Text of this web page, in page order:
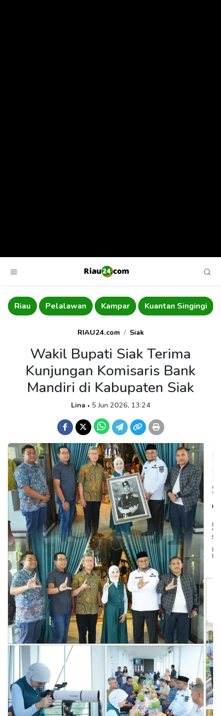
Pelalawan Kampar Kuantan Singingi
RIAU24.com Siak
Wakil Bupati Siak Terima
Kunjungan Komisaris Bank
Mandiri di Kabupaten Siak
Lina • 5 Jun 2026, 13:24